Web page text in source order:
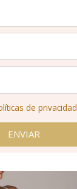
de privacidad
ENVIAR